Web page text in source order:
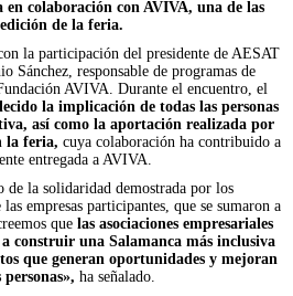
colaboración con AVIVA, una de las
de la feria.
la participación del presidente de AESAT
Sánchez, responsable de programas de
AVIVA. Durante el encuentro, el
la implicación de todas las personas
así como la aportación realizada por
la feria, cuya colaboración ha contribuido a
entregada a AVIVA.
de la solidaridad demostrada por los
empresas participantes, que se sumaron a
que las asociaciones empresariales
construir una Salamanca más inclusiva
que generan oportunidades y mejoran
ha señalado.